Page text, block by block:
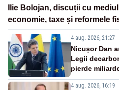
Ilie Bolojan, discuții cu
economie, taxe și reformele
4 aug. 2026, 21:27
Nicușor Dan
Legii
pierde
4 aug. 2026, 16:19